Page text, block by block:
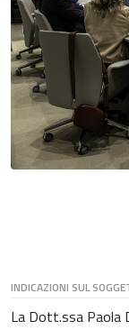
INDICAZIONI SUL
La Dott.ssa Paola